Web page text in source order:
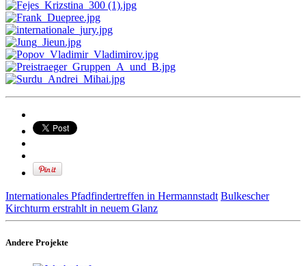
Internationales Pfadfindertreffen in Hermannstadt Bulkescher
Kirchturm erstrahlt in neuem Glanz
Andere Projekte